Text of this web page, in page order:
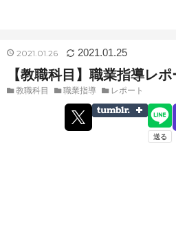
2021 01 26 2021 01 25
【教職科目】職業指導レ
教職科目 職業指導 レポート